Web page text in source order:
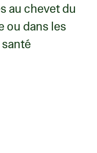
au chevet du
ou dans les